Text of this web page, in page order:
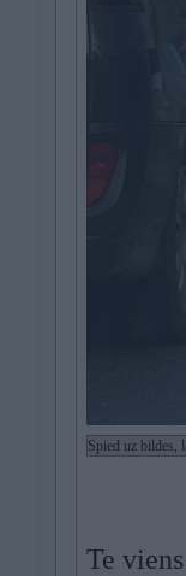
Spied uz bildes,
Te